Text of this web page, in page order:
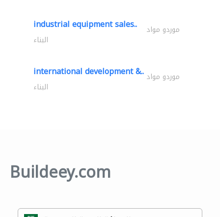
industrial equipment sales.. موردو مواد
البناء
international development &.. موردو مواد
البناء
Buildeey.com